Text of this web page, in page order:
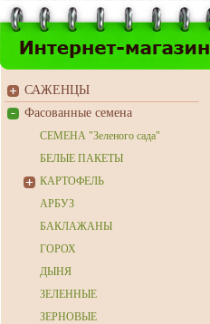
САЖЕНЦЫ
Фасованные семена
СЕМЕНА "Зеленого сада"
БЕЛЫЕ ПАКЕТЫ
КАРТОФЕЛЬ
АРБУЗ
БАКЛАЖАНЫ
ГОРОХ
ДЫНЯ
ЗЕЛЕННЫЕ
ЗЕРНОВЫЕ